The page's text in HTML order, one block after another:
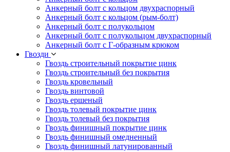
Анкерный болт с кольцом двухраспорный
Анкерный болт с кольцом (рым-болт)
Анкерный болт с полукольцом
Анкерный болт с полукольцом двухраспорный
Анкерный болт с Г-образным крюком
Гвозди
Гвоздь строительный покрытие цинк
Гвоздь строительный без покрытия
Гвоздь кровельный
Гвоздь винтовой
Гвоздь ершеный
Гвоздь толевый покрытие цинк
Гвоздь толевый без покрытия
Гвоздь финишный покрытие цинк
Гвоздь финишный омедненный
Гвоздь финишный латунированный